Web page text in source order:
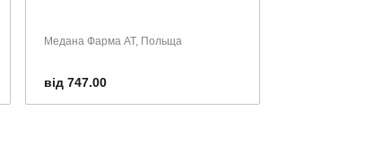
Медана Фарма АТ, Польща
від 747.00